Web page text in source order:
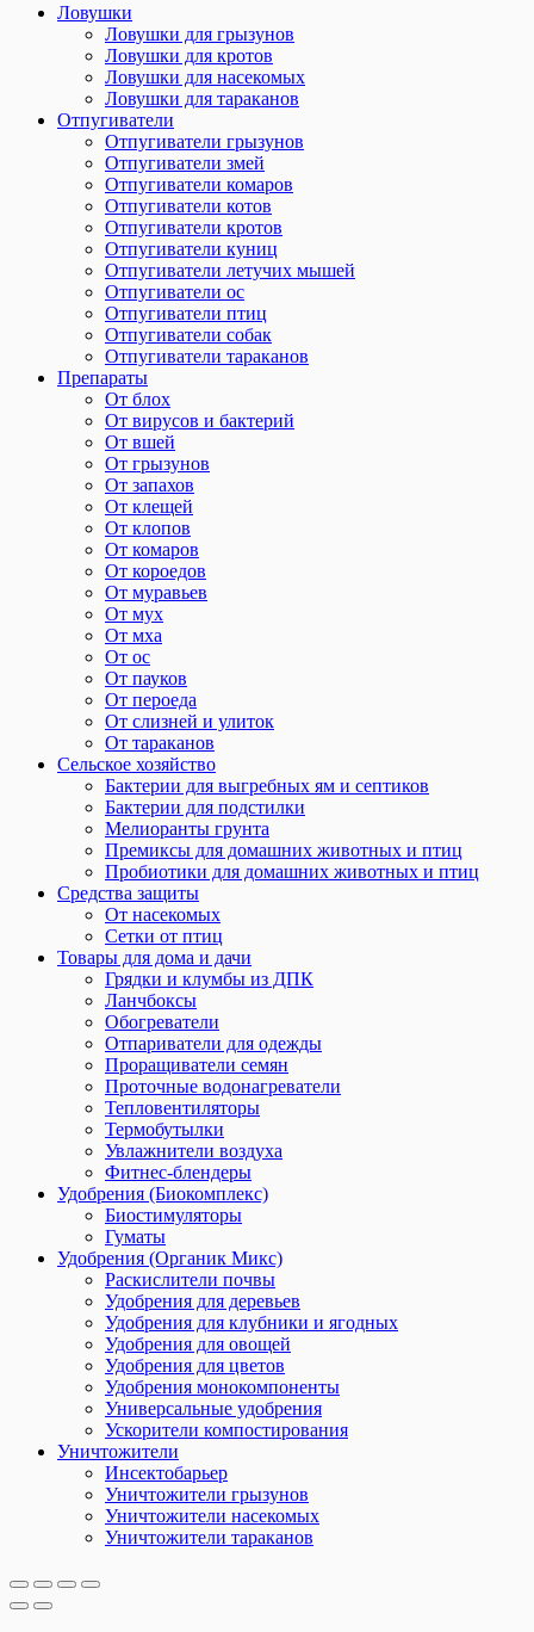
Ловушки
Ловушки для грызунов
Ловушки для кротов
Ловушки для насекомых
Ловушки для тараканов
Отпугиватели
Отпугиватели грызунов
Отпугиватели змей
Отпугиватели комаров
Отпугиватели котов
Отпугиватели кротов
Отпугиватели куниц
Отпугиватели летучих мышей
Отпугиватели ос
Отпугиватели птиц
Отпугиватели собак
Отпугиватели тараканов
Препараты
От блох
От вирусов и бактерий
От вшей
От грызунов
От запахов
От клещей
От клопов
От комаров
От короедов
От муравьев
От мух
От мха
От ос
От пауков
От пероеда
От слизней и улиток
От тараканов
Сельское хозяйство
Бактерии для выгребных ям и септиков
Бактерии для подстилки
Мелиоранты грунта
Премиксы для домашних животных и птиц
Пробиотики для домашних животных и птиц
Средства защиты
От насекомых
Сетки от птиц
Товары для дома и дачи
Грядки и клумбы из ДПК
Ланчбоксы
Обогреватели
Отпариватели для одежды
Проращиватели семян
Проточные водонагреватели
Тепловентиляторы
Термобутылки
Увлажнители воздуха
Фитнес-блендеры
Удобрения (Биокомплекс)
Биостимуляторы
Гуматы
Удобрения (Органик Микс)
Раскислители почвы
Удобрения для деревьев
Удобрения для клубники и ягодных
Удобрения для овощей
Удобрения для цветов
Удобрения монокомпоненты
Универсальные удобрения
Ускорители компостирования
Уничтожители
Инсектобарьер
Уничтожители грызунов
Уничтожители насекомых
Уничтожители тараканов